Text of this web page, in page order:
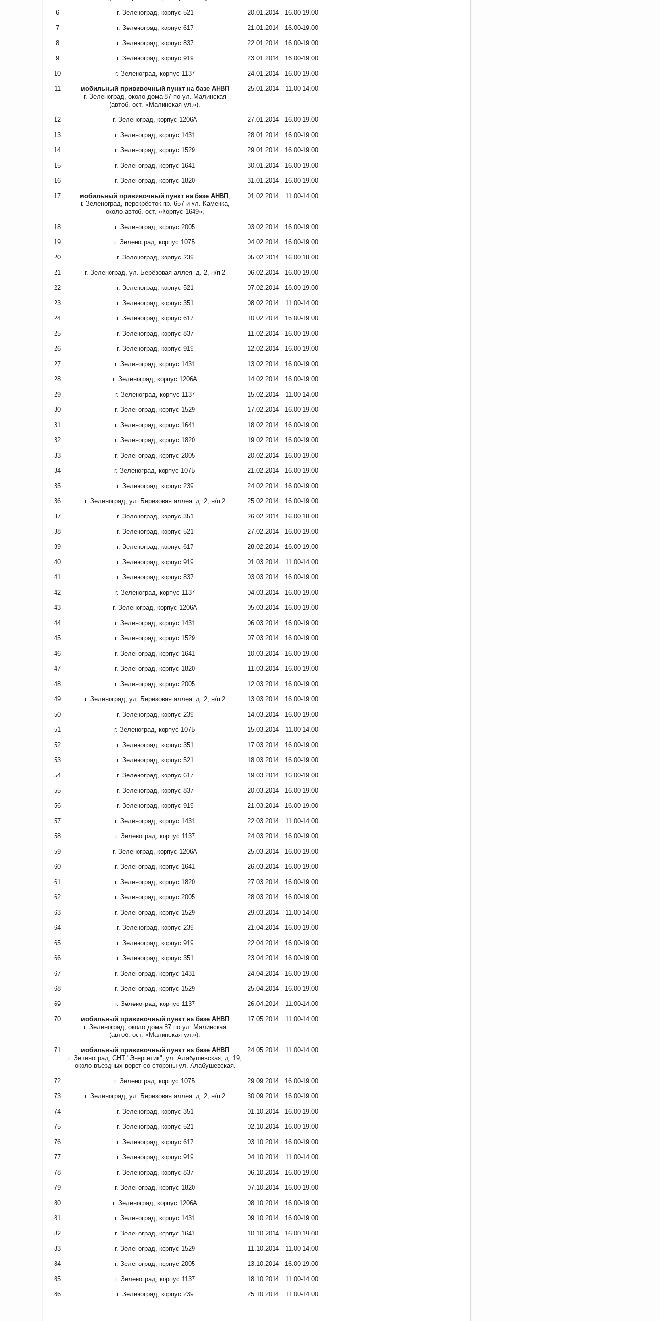
6 г. Зеленоград, корпус 521 20.01.2014 16.00-19.00
7 г. Зеленоград, корпус 617 21.01.2014 16.00-19.00
8 г. Зеленоград, корпус 837 22.01.2014 16.00-19.00
9 г. Зеленоград, корпус 919 23.01.2014 16.00-19.00
10 г. Зеленоград, корпус 1137 24.01.2014 16.00-19.00
11
мобильный прививочный пункт на базе АНВП
г. Зеленоград, около дома 87 по ул. Малинская
(автоб. ост. «Малинская ул.»).
25.01.2014 11.00-14.00
12 г. Зеленоград, корпус 1206А 27.01.2014 16.00-19.00
13 г. Зеленоград, корпус 1431 28.01.2014 16.00-19.00
14 г. Зеленоград, корпус 1529 29.01.2014 16.00-19.00
15 г. Зеленоград, корпус 1641 30.01.2014 16.00-19.00
16 г. Зеленоград, корпус 1820 31.01.2014 16.00-19.00
17 мобильный прививочный пункт на базе АНВП ,
г. Зеленоград, перекрёсток пр. 657 и ул. Каменка,
около автоб. ост. «Корпус 1649»,
01.02.2014 11.00-14.00
18 г. Зеленоград, корпус 2005 03.02.2014 16.00-19.00
19 г. Зеленоград, корпус 107Б 04.02.2014 16.00-19.00
20 г. Зеленоград, корпус 239 05.02.2014 16.00-19.00
21 г. Зеленоград, ул. Берёзовая аллея, д. 2, н/п 2 06.02.2014 16.00-19.00
22 г. Зеленоград, корпус 521 07.02.2014 16.00-19.00
23 г. Зеленоград, корпус 351 08.02.2014 11.00-14.00
24 г. Зеленоград, корпус 617 10.02.2014 16.00-19.00
25 г. Зеленоград, корпус 837 11.02.2014 16.00-19.00
26 г. Зеленоград, корпус 919 12.02.2014 16.00-19.00
27 г. Зеленоград, корпус 1431 13.02.2014 16.00-19.00
28 г. Зеленоград, корпус 1206А 14.02.2014 16.00-19.00
29 г. Зеленоград, корпус 1137 15.02.2014 11.00-14.00
30 г. Зеленоград, корпус 1529 17.02.2014 16.00-19.00
31 г. Зеленоград, корпус 1641 18.02.2014 16.00-19.00
32 г. Зеленоград, корпус 1820 19.02.2014 16.00-19.00
33 г. Зеленоград, корпус 2005 20.02.2014 16.00-19.00
34 г. Зеленоград, корпус 107Б 21.02.2014 16.00-19.00
35 г. Зеленоград, корпус 239 24.02.2014 16.00-19.00
36 г. Зеленоград, ул. Берёзовая аллея, д. 2, н/п 2 25.02.2014 16.00-19.00
37 г. Зеленоград, корпус 351 26.02.2014 16.00-19.00
38 г. Зеленоград, корпус 521 27.02.2014 16.00-19.00
39 г. Зеленоград, корпус 617 28.02.2014 16.00-19.00
40 г. Зеленоград, корпус 919 01.03.2014 11.00-14.00
41 г. Зеленоград, корпус 837 03.03.2014 16.00-19.00
42 г. Зеленоград, корпус 1137 04.03.2014 16.00-19.00
43 г. Зеленоград, корпус 1206А 05.03.2014 16.00-19.00
44 г. Зеленоград, корпус 1431 06.03.2014 16.00-19.00
45 г. Зеленоград, корпус 1529 07.03.2014 16.00-19.00
46 г. Зеленоград, корпус 1641 10.03.2014 16.00-19.00
47 г. Зеленоград, корпус 1820 11.03.2014 16.00-19.00
48 г. Зеленоград, корпус 2005 12.03.2014 16.00-19.00
49 г. Зеленоград, ул. Берёзовая аллея, д. 2, н/п 2 13.03.2014 16.00-19.00
50 г. Зеленоград, корпус 239 14.03.2014 16.00-19.00
51 г. Зеленоград, корпус 107Б 15.03.2014 11.00-14.00
52 г. Зеленоград, корпус 351 17.03.2014 16.00-19.00
53 г. Зеленоград, корпус 521 18.03.2014 16.00-19.00
54 г. Зеленоград, корпус 617 19.03.2014 16.00-19.00
55 г. Зеленоград, корпус 837 20.03.2014 16.00-19.00
56 г. Зеленоград, корпус 919 21.03.2014 16.00-19.00
57 г. Зеленоград, корпус 1431 22.03.2014 11.00-14.00
58 г. Зеленоград, корпус 1137 24.03.2014 16.00-19.00
59 г. Зеленоград, корпус 1206А 25.03.2014 16.00-19.00
60 г. Зеленоград, корпус 1641 26.03.2014 16.00-19.00
61 г. Зеленоград, корпус 1820 27.03.2014 16.00-19.00
62 г. Зеленоград, корпус 2005 28.03.2014 16.00-19.00
63 г. Зеленоград, корпус 1529 29.03.2014 11.00-14.00
64 г. Зеленоград, корпус 239 21.04.2014 16.00-19.00
65 г. Зеленоград, корпус 919 22.04.2014 16.00-19.00
66 г. Зеленоград, корпус 351 23.04.2014 16.00-19.00
67 г. Зеленоград, корпус 1431 24.04.2014 16.00-19.00
68 г. Зеленоград, корпус 1529 25.04.2014 16.00-19.00
69 г. Зеленоград, корпус 1137 26.04.2014 11.00-14.00
70
мобильный прививочный пункт на базе АНВП
г. Зеленоград, около дома 87 по ул. Малинская
(автоб. ост. «Малинская ул.»).
17.05.2014 11.00-14.00
71
мобильный прививочный пункт на базе АНВП
г. Зеленоград, СНТ "Энергетик", ул. Алабушевская, д. 19,
около въездных ворот со стороны ул. Алабушевская.
24.05.2014 11.00-14.00
72 г. Зеленоград, корпус 107Б 29.09.2014 16.00-19.00
73 г. Зеленоград, ул. Берёзовая аллея, д. 2, н/п 2 30.09.2014 16.00-19.00
74 г. Зеленоград, корпус 351 01.10.2014 16.00-19.00
75 г. Зеленоград, корпус 521 02.10.2014 16.00-19.00
76 г. Зеленоград, корпус 617 03.10.2014 16.00-19.00
77 г. Зеленоград, корпус 919 04.10.2014 11.00-14.00
78 г. Зеленоград, корпус 837 06.10.2014 16.00-19.00
79 г. Зеленоград, корпус 1820 07.10.2014 16.00-19.00
80 г. Зеленоград, корпус 1206А 08.10.2014 16.00-19.00
81 г. Зеленоград, корпус 1431 09.10.2014 16.00-19.00
82 г. Зеленоград, корпус 1641 10.10.2014 16.00-19.00
83 г. Зеленоград, корпус 1529 11.10.2014 11.00-14.00
84 г. Зеленоград, корпус 2005 13.10.2014 16.00-19.00
85 г. Зеленоград, корпус 1137 18.10.2014 11.00-14.00
86 г. Зеленоград, корпус 239 25.10.2014 11.00-14.00